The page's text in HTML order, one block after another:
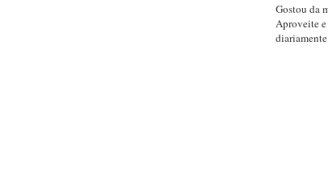
Gostou da
Aproveite